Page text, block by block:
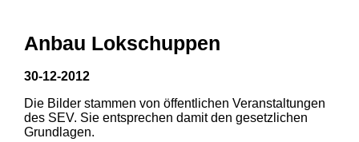
1 2
Anbau Lokschuppen
30-12-2012
Die Bilder stammen von öffentlichen Veranstaltungen
des SEV. Sie entsprechen damit den gesetzlichen
Grundlagen.